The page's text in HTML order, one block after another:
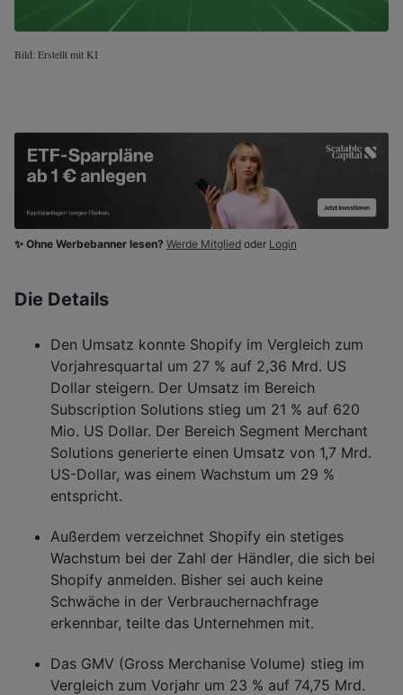
Bild: Erstellt mit KI
✨ Ohne Werbebanner lesen? Werde Mitglied oder Login
Die Details
Den Umsatz konnte Shopify im Vergleich zum
Vorjahresquartal um 27 % auf 2,36 Mrd. US
Dollar steigern. Der Umsatz im Bereich
Subscription Solutions stieg um 21 % auf 620
Mio. US Dollar. Der Bereich Segment Merchant
Solutions generierte einen Umsatz von 1,7 Mrd.
US-Dollar, was einem Wachstum um 29 %
entspricht.
Außerdem verzeichnet Shopify ein stetiges
Wachstum bei der Zahl der Händler, die sich bei
Shopify anmelden. Bisher sei auch keine
Schwäche in der Verbrauchernachfrage
erkennbar, teilte das Unternehmen mit.
Das GMV (Gross Merchanise Volume) stieg im
Vergleich zum Vorjahr um 23 % auf 74,75 Mrd.